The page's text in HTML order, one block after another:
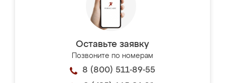
Оставьте заявку
Позвоните по номерам
8 (800) 511-89-55